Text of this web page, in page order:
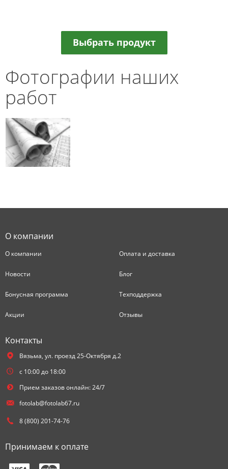
Выбрать продукт
Фотографии наших
работ
О компании
О компании Оплата и доставка
Новости Блог
Бонусная программа Техподдержка
Акции Отзывы
Контакты
Вязьма, ул. проезд 25-Октября д.2
с 10:00 до 18:00
Прием заказов онлайн: 24/7
fotolab@fotolab67.ru
8 (800) 201-74-76
Принимаем к оплате